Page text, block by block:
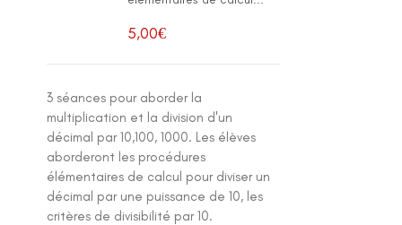
5,00€
3 séances pour aborder la
multiplication et la division d'un
décimal par 10,100, 1000. Les élèves
aborderont les procédures
élémentaires de calcul pour diviser un
décimal par une puissance de 10, les
critères de divisibilité par 10.